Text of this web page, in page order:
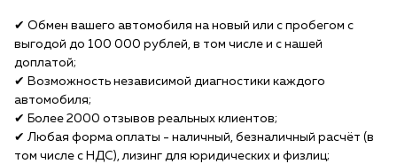
✔ Обмен вашего автомобиля на новый или с пробегом с
выгодой до 100 000 рублей, в том числе и с нашей
доплатой;
✔ Возможность независимой диагностики каждого
автомобиля;
✔ Более 2000 отзывов реальных клиентов;
✔ Любая форма оплаты - наличный, безналичный расчёт (в
том числе с НДС), лизинг для юридических и физлиц;